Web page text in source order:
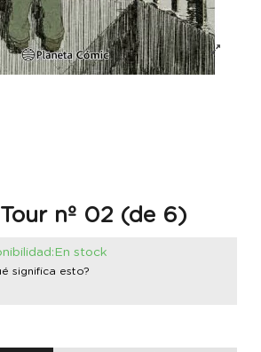
nº 02 (de 6)
stock
significa esto?